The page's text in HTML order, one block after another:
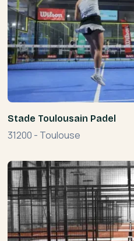
Stade Toulousain Padel
31200 - Toulouse